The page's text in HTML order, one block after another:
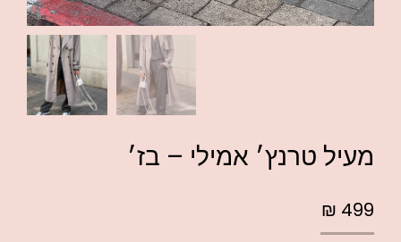
מעיל טרנץ׳ אמילי – בז׳
₪ 499